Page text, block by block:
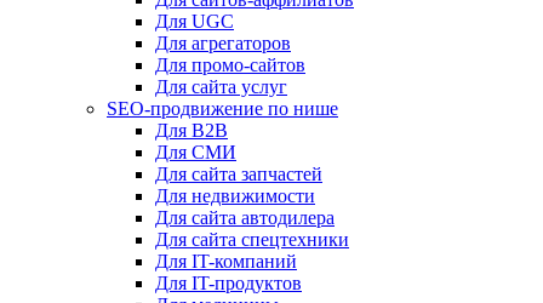
Для UGC
Для агрегаторов
Для промо-сайтов
Для сайта услуг
SEO-продвижение по нише
Для B2B
Для СМИ
Для сайта запчастей
Для недвижимости
Для сайта автодилера
Для сайта спецтехники
Для IT-компаний
Для IT-продуктов